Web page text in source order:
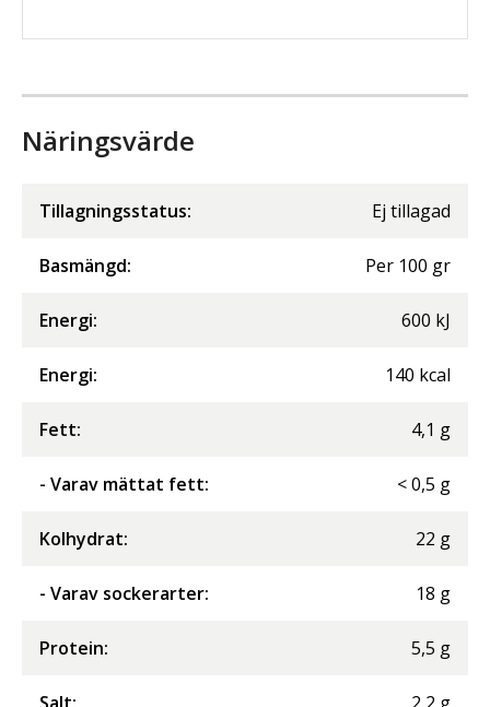
Näringsvärde
Tillagningsstatus: Ej tillagad
Basmängd: Per 100 gr
Energi: 600 kJ
Energi: 140 kcal
Fett: 4,1 g
- Varav mättat fett: <0,5 g
Kolhydrat: 22 g
- Varav sockerarter: 18 g
Protein: 5,5 g